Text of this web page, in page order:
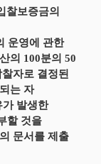
찰보증금의
운영에 관한
의 100분의 50
자로 결정된
는 자
가 발생한
할 것을
문서를 제출